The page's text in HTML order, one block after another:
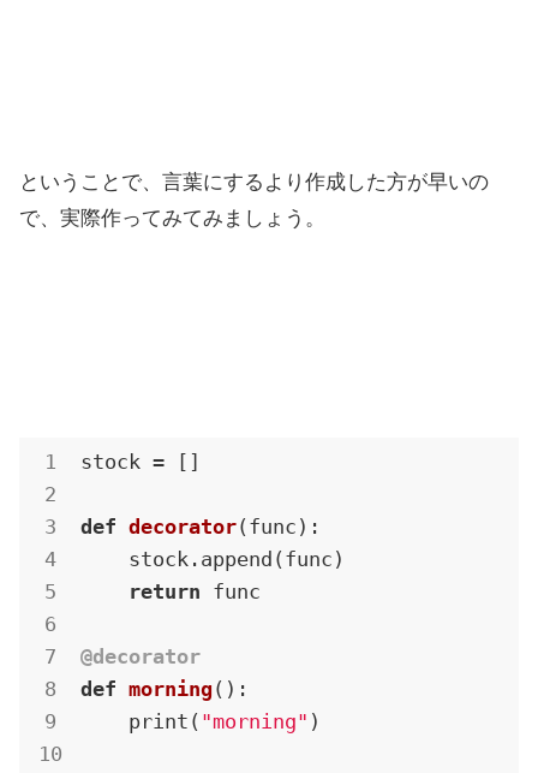
ということで、言葉にするより作成した方が早いの
で、実際作ってみてみましょう。
stock = []
def decorator(func) :
    stock.append(func)
return func
@decorator
def morning() :
    print(
"morning" )